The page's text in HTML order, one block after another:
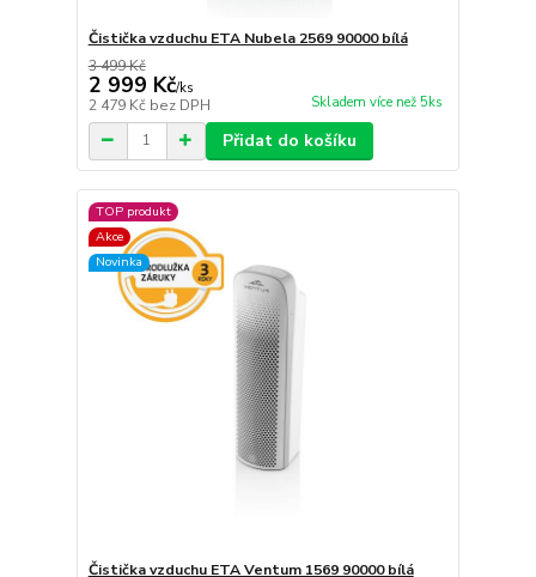
Čistička vzduchu ETA Nubela 2569 90000 bílá
3 499 Kč
2 999 Kč/ks
2 479 Kč bez DPH Skladem více než 5ks
Přidat do košíku
TOP produkt
Akce
Novinka
Čistička vzduchu ETA Ventum 1569 90000 bílá